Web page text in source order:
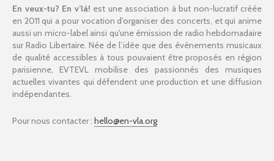
En veux-tu? En v’là! est une association à but non-lucratif créée
en 2011 qui a pour vocation d’organiser des concerts, et qui anime
aussi un micro-label ainsi qu'une émission de radio hebdomadaire
sur Radio Libertaire. Née de l’idée que des évènements musicaux
de qualité accessibles à tous pouvaient être proposés en région
parisienne, EVTEVL mobilise des passionnés des musiques
actuelles vivantes qui défendent une production et une diffusion
indépendantes.
Pour nous contacter : hello@en-vla.org